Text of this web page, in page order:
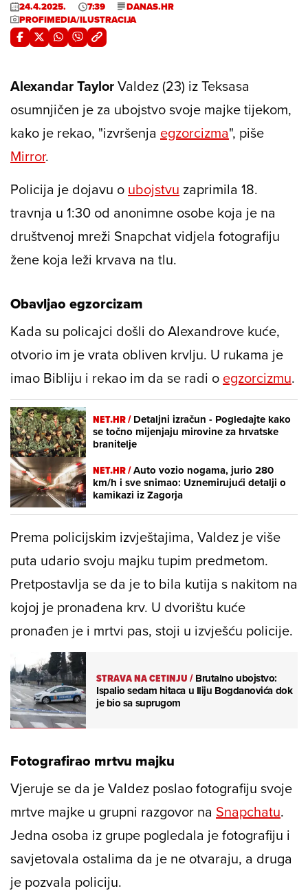
24.4.2025. 7:39
DANAS.HR
PROFIMEDIA/ILUSTRACIJA
Alexandar TaylorValdez (23) iz Teksasa
osumnjičen je za ubojstvo svoje majke tijekom,
kako je rekao, "izvršenja egzorcizma", piše
Mirror.
Policija je dojavu o ubojstvu zaprimila 18.
travnja u 1:30 od anonimne osobe koja je na
društvenoj mreži Snapchat vidjela fotografiju
žene koja leži krvava na tlu.
Obavljao egzorcizam
Kada su policajci došli do Alexandrove kuće,
otvorio im je vrata obliven krvlju. U rukama je
imao Bibliju i rekao im da se radi o egzorcizmu.
NET.HR /Detaljni izračun - Pogledajte kako
se točno mijenjaju mirovine za hrvatske
branitelje
NET.HR /Auto vozio nogama, jurio 280
km/h i sve snimao: Uznemirujući detalji o
kamikazi iz Zagorja
Prema policijskim izvještajima, Valdez je više
puta udario svoju majku tupim predmetom.
Pretpostavlja se da je to bila kutija s nakitom na
kojoj je pronađena krv. U dvorištu kuće
pronađen je i mrtvi pas, stoji u izvješću policije.
STRAVA NA CETINJU/Brutalno ubojstvo:
Ispalio sedam hitaca u Iliju Bogdanovića dok
je bio sa suprugom
Fotografirao mrtvu majku
Vjeruje se da je Valdez poslao fotografiju svoje
mrtve majke u grupni razgovor na Snapchatu.
Jedna osoba iz grupe pogledala je fotografiju i
savjetovala ostalima da je ne otvaraju, a druga
je pozvala policiju.